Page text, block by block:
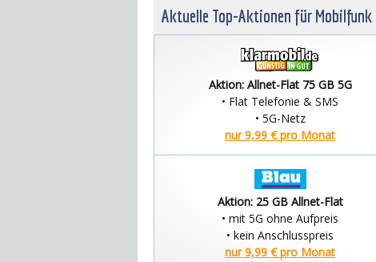
Aktuelle Top-Aktionen für Mobilfunk
Aktion: Allnet-Flat 75 GB 5G
• Flat Telefonie & SMS
• 5G-Netz
nur 9,99 € pro Monat
Aktion: 25 GB Allnet-Flat
• mit 5G ohne Aufpreis
• kein Anschlusspreis
nur 9,99 € pro Monat